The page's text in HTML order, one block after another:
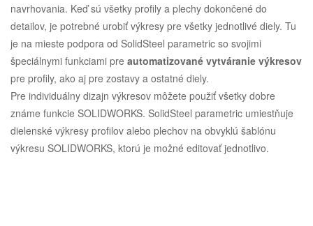
navrhovania. Keď sú všetky profily a plechy dokončené do
detailov, je potrebné urobiť výkresy pre všetky jednotlivé diely. Tu
je na mieste podpora od SolidSteel parametric so svojimi
špeciálnymi funkciami pre automatizované vytváranie výkresov
pre profily, ako aj pre zostavy a ostatné diely.
Pre individuálny dizajn výkresov môžete použiť všetky dobre
známe funkcie SOLIDWORKS. SolidSteel parametric umiestňuje
dielenské výkresy profilov alebo plechov na obvyklú šablónu
výkresu SOLIDWORKS, ktorú je možné editovať jednotlivo.